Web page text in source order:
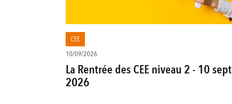
CEE
10/09/2026
La Rentrée des CEE niveau 2 - 10 sept
2026